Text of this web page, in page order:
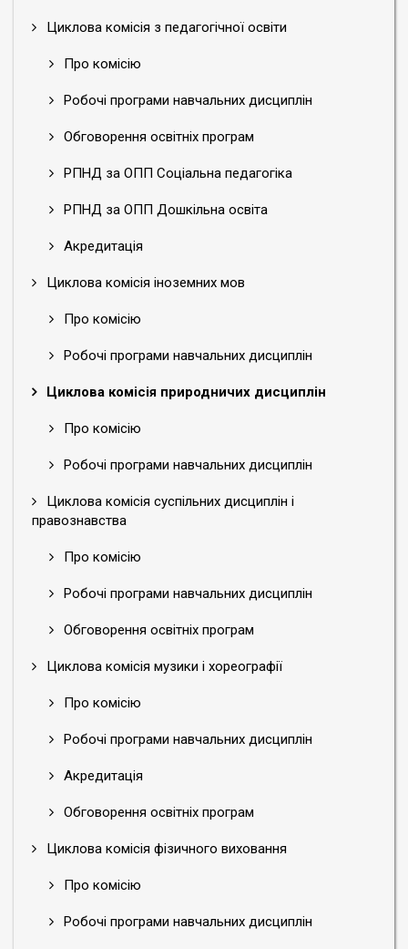
Циклова комісія з педагогічної освіти
Про комісію
Робочі програми навчальних дисциплін
Обговорення освітніх програм
РПНД за ОПП Соціальна педагогіка
РПНД за ОПП Дошкільна освіта
Акредитація
Циклова комісія іноземних мов
Про комісію
Робочі програми навчальних дисциплін
Циклова комісія природничих дисциплін
Про комісію
Робочі програми навчальних дисциплін
Циклова комісія суспільних дисциплін і
правознавства
Про комісію
Робочі програми навчальних дисциплін
Обговорення освітніх програм
Циклова комісія музики і хореографії
Про комісію
Робочі програми навчальних дисциплін
Акредитація
Обговорення освітніх програм
Циклова комісія фізичного виховання
Про комісію
Робочі програми навчальних дисциплін